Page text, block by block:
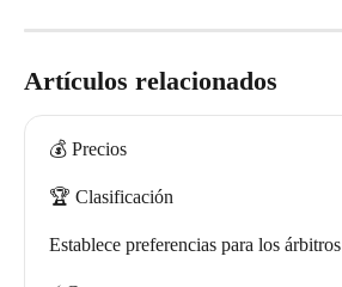
Artículos relacionados
💰 Precios
🏆 Clasificación
Establece preferencias para los árbitros